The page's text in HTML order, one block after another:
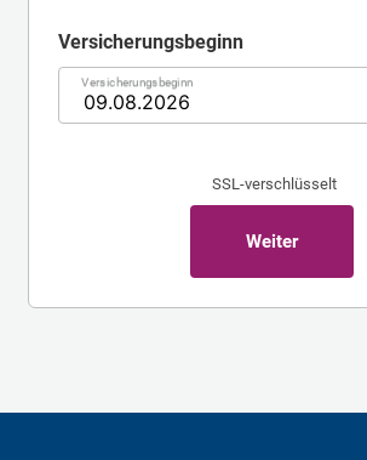
Versicherungsbeginn
Versicherungsbeginn
Versicherungsbeginn
SSL-verschlüsselt
Weiter